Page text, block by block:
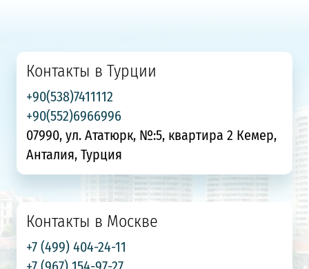
Контакты в Турции
+90(538)7411112
+90(552)6966996
07990, ул. Ататюрк, №:5, квартира 2 Кемер,
Анталия, Турция
Контакты в Москве
+7 (499) 404-24-11